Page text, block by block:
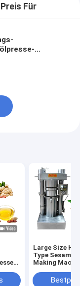
Für
Large Size
Type Sesame
Making
Avocado